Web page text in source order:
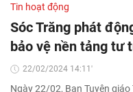
Tin hoạt động
Sóc Trăng phát
bảo vệ nền tảng tư
22/02/2024 14:11'
Ngày 22/02, Ban Tuyên